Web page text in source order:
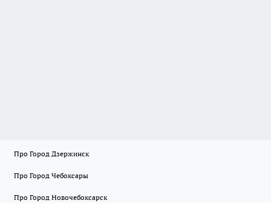
Про Город Дзержинск
Про Город Чебоксары
Про Город Новочебоксарск